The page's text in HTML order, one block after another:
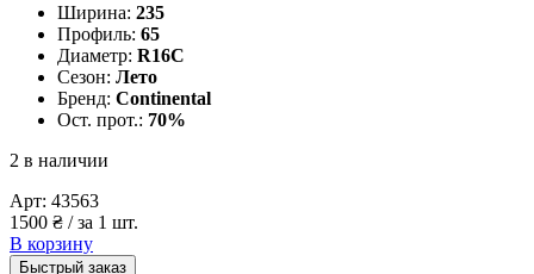
Ширина: 235
Профиль: 65
Диаметр: R16C
Сезон: Лето
Бренд: Continental
Ост. прот.: 70%
2 в наличии
Арт: 43563
1500 ₴ / за 1 шт.
В корзину
Быстрый заказ